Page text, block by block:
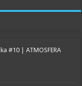
#10 | ATMOSFERA